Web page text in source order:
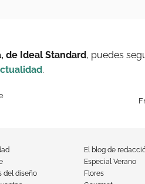
de Ideal Standard, puedes
.
del diseño
El blog de
Especial Verano
Flores